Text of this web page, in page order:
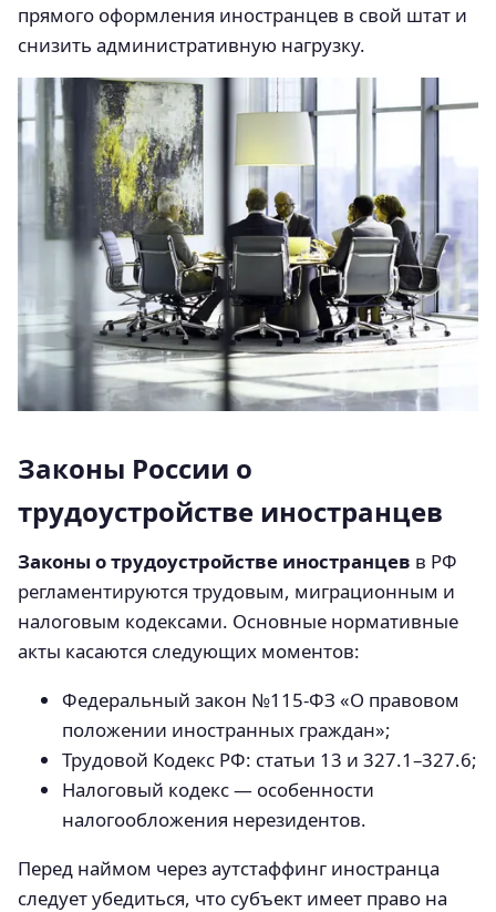
прямого оформления иностранцев в свой штат и
снизить административную нагрузку.
Законы России о
трудоустройстве иностранцев
Законы о трудоустройстве иностранцев в РФ
регламентируются трудовым, миграционным и
налоговым кодексами. Основные нормативные
акты касаются следующих моментов:
Федеральный закон №115-ФЗ «О правовом
положении иностранных граждан»;
Трудовой Кодекс РФ: статьи 13 и 327.1–327.6;
Налоговый кодекс — особенности
налогообложения нерезидентов.
Перед наймом через аутстаффинг иностранца
следует убедиться, что субъект имеет право на